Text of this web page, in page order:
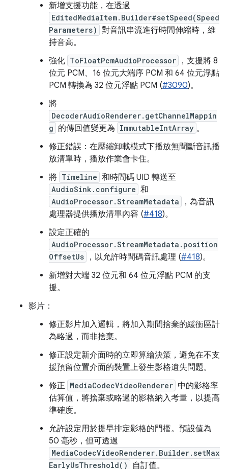
新增支援功能，在透過
EditedMediaItem.Builder#setSpeed(Speed
Parameters) 對音訊串流進行時間伸縮時，維
持音高。
強化 ToFloatPcmAudioProcessor
，支援將 8
位元 PCM、16 位元大端序 PCM 和 64 位元浮點
PCM 轉換為 32 位元浮點 PCM (#3090)。
將
DecoderAudioRenderer.getChannelMappin
g 的傳回值變更為 ImmutableIntArray 。
修正錯誤：在壓縮卸載模式下播放無間斷音訊播
放清單時，播放作業會卡住。
將 Timeline 和時間碼 UID 轉送至
AudioSink.configure 和
AudioProcessor.StreamMetadata
，為音訊
處理器提供播放清單內容 (#418)。
設定正確的
AudioProcessor.StreamMetadata.position
OffsetUs
，以允許時間碼音訊處理 (#418)。
新增對大端 32 位元和 64 位元浮點 PCM 的支
援。
影片：
修正影片加入邏輯，將加入期間捨棄的緩衝區計
為略過，而非捨棄。
修正設定新介面時的立即算繪決策，避免在不支
援預留位置介面的裝置上發生影格遺失問題。
修正 MediaCodecVideoRenderer 中的影格率
估算值，將捨棄或略過的影格納入考量，以提高
準確度。
允許設定用於提早排定影格的門檻。預設值為
50 毫秒，但可透過
MediaCodecVideoRenderer.Builder.setMax
EarlyUsThreshold()
自訂值。